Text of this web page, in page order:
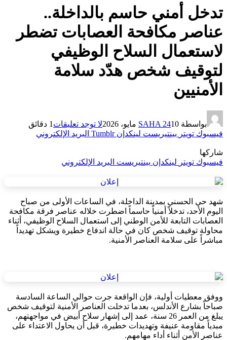
تدخل أمني حاسم بالداخلة..
عناصر مكافحة العصابات تضطر
لاستعمال السلاح الوظيفي
لتوقيف شخص هدّد سلامة
الأمنيين
بواسطة SAHA 2410 مايو، 2026 لا توجد تعليقات 1 دقائق
فيسبوك تويتر بينتيريست لينكدإن Tumblr البريد الإلكتروني
شاركها
فيسبوك تويتر لينكدإن بينتيريست البريد الإلكتروني
شهد حي الحسني بمدينة الداخلة، في الساعات الأولى من صباح
اليوم الأحد، تدخلاً أمنياً حاسماً اضطرت خلاله عناصر فرقة مكافحة
العصابات التابعة للأمن الوطني إلى استعمال السلاح الوظيفي، أثناء
محاولة توقيف شخص كان في حالة اندفاع خطيرة ويشكل تهديداً
مباشراً على سلامة العناصر الأمنية.
ووفق معطيات أولية، فإن الواقعة جرت حوالي الساعة السادسة
صباحاً بشارع الأندلس، بعدما تدخلت العناصر الأمنية لتوقيف شخص
يبلغ من العمر 26 سنة، عمد إلى إشهار سلاح أبيض في مواجهتهم،
مبدياً مقاومة عنيفة وتهديدات خطيرة، قبل أن يحاول الاعتداء على
عناصر الأمن أثناء أداء مهامهم.